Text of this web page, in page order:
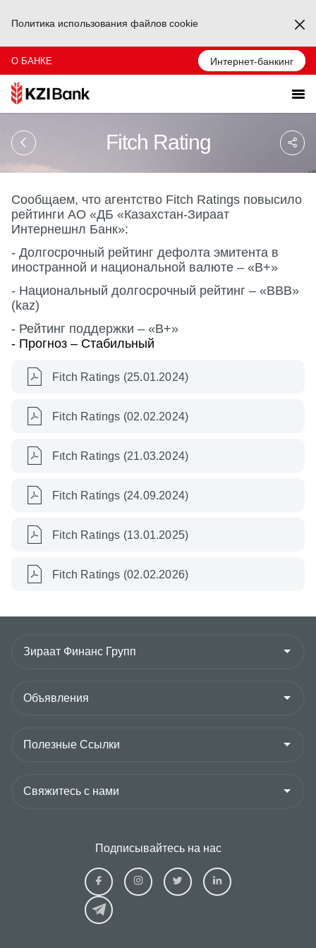
Политика использования файлов cookie
О БАНКЕ Интернет-банкинг
Fitch Rating
Сообщаем, что агентство Fitch Ratings повысило
рейтинги АО «ДБ «Казахстан-Зираат
Интернешнл Банк»:
- Долгосрочный рейтинг дефолта эмитента в
иностранной и национальной валюте – «B+»
- Национальный долгосрочный рейтинг – «BBB»
(kaz)
- Рейтинг поддержки – «B+»
- Прогноз – Стабильный
Fitch Ratings (25.01.2024)
Fitch Ratings (02.02.2024)
Fıtch Ratings (21.03.2024)
Fitch Ratings (24.09.2024)
Fitch Ratings (13.01.2025)
Fitch Ratings (02.02.2026)
Подписывайтесь на нас
Ziraat
Kazakhstan
Facebook
Ziraat
Kazakhstan
Ziraat
Kazakhstan
Ziraat